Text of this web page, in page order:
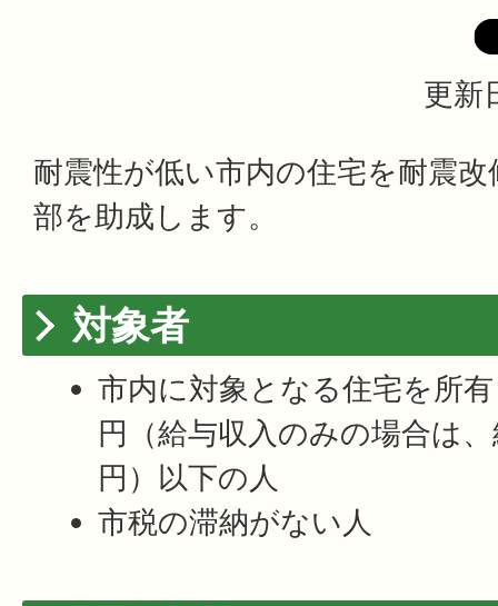
更新
耐震性が低い市内の住宅を耐震
部を助成します。
対象者
市内に対象となる住宅を所
円（給与収入のみの場合は
円）以下の人
市税の滞納がない人